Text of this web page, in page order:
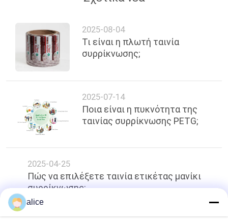
2025-08-04
Τι είναι η πλωτή ταινία
συρρίκνωσης;
2025-07-14
Ποια είναι η πυκνότητα της
ταινίας συρρίκνωσης PETG;
2025-04-25
Πώς να επιλέξετε ταινία ετικέτας μανίκι
συρρίκνωσης;
alice